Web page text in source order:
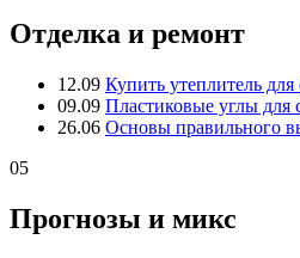
Отделка и ремонт
12.09 Купить утеплитель для
09.09 Пластиковые углы для
26.06 Основы правильного
05
Прогнозы и микс